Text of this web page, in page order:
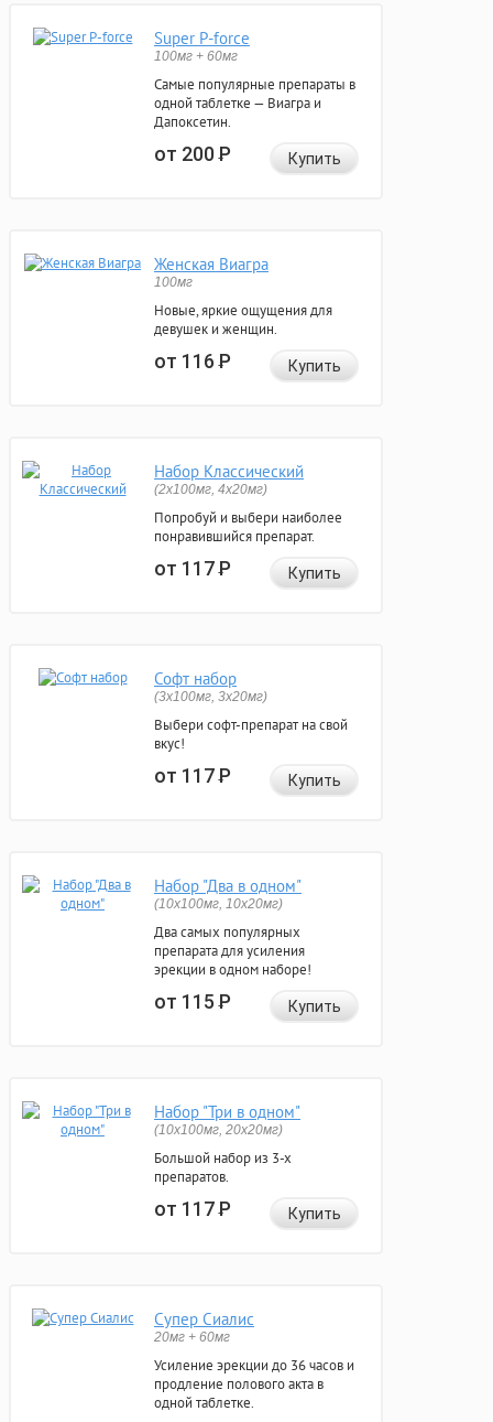
Super P-force
100мг + 60мг
Самые популярные препараты в
одной таблетке — Виагра и
Дапоксетин.
от 200Р Купить
Женская Виагра
100мг
Новые, яркие ощущения для
девушек и женщин.
от 116Р Купить
Набор Классический
(2x100мг, 4x20мг)
Попробуй и выбери наиболее
понравившийся препарат.
от 117Р Купить
Софт набор
(3x100мг, 3x20мг)
Выбери софт-препарат на свой
вкус!
от 117Р Купить
Набор "Два в одном"
(10x100мг, 10x20мг)
Два самых популярных
препарата для усиления
эрекции в одном наборе!
от 115Р Купить
Набор "Три в одном"
(10x100мг, 20x20мг)
Большой набор из 3-х
препаратов.
от 117Р Купить
Супер Сиалис
20мг + 60мг
Усиление эрекции до 36 часов и
продление полового акта в
одной таблетке.